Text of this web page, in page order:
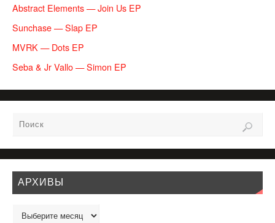
Abstract Elements — Join Us EP
Sunchase — Slap EP
MVRK — Dots EP
Seba & Jr Vallo — Simon EP
АРХИВЫ